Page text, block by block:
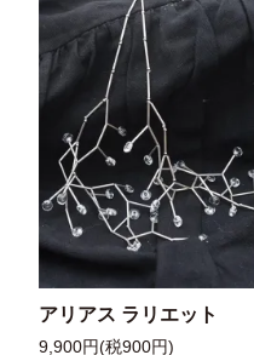
アリアス ラリエット
9,900円(税900円)